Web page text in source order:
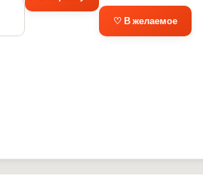
♡ В желаемое